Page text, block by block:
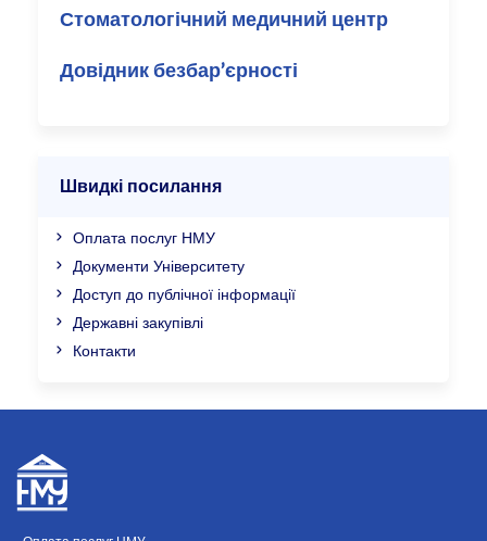
Стоматологічний медичний центр
Довідник безбар’єрності
Швидкі посилання
Оплата послуг НМУ
Документи Університету
Доступ до публічної інформації
Державні закупівлі
Контакти